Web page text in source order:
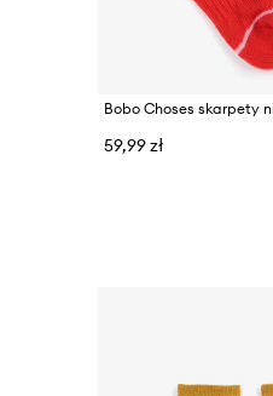
Bobo Choses skarpety
59,99 zł